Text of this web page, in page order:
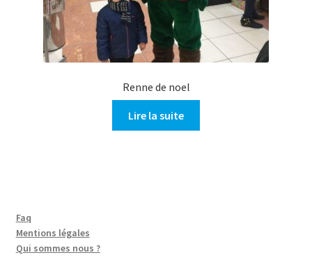
Renne de noel
Lire la suite
Faq
Mentions légales
Qui sommes nous ?